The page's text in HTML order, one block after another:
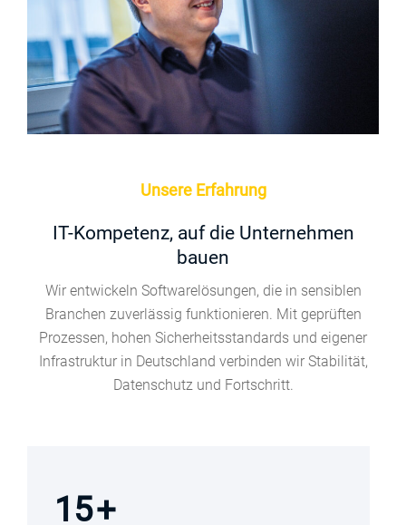
Unsere Erfahrung
IT-Kompetenz, auf die Unternehmen
bauen
Wir entwickeln Softwarelösungen, die in sensiblen
Branchen zuverlässig funktionieren. Mit geprüften
Prozessen, hohen Sicherheitsstandards und eigener
Infrastruktur in Deutschland verbinden wir Stabilität,
Datenschutz und Fortschritt.
15+